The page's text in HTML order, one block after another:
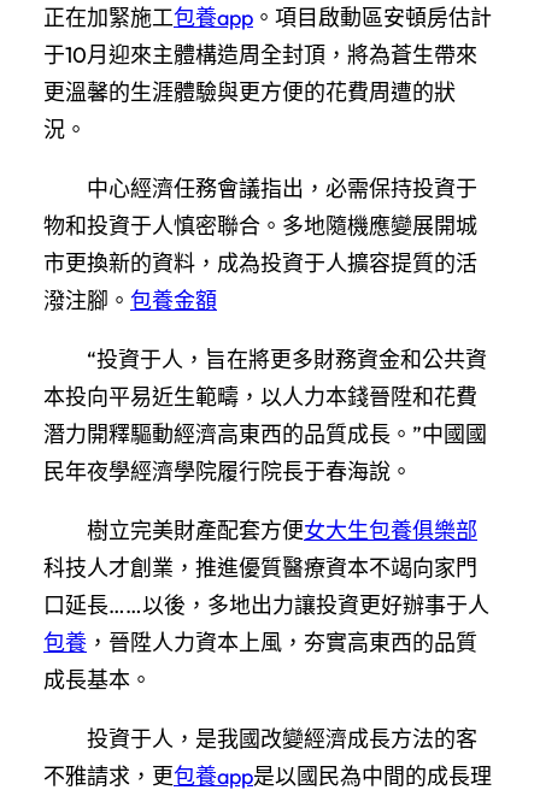
正在加緊施工包養app 。項目啟動區安頓房估計
于10月迎來主體構造周全封頂，將為蒼生帶來
更溫馨的生涯體驗與更方便的花費周遭的狀
況。
中心經濟任務會議指出，必需保持投資于
物和投資于人慎密聯合。多地隨機應變展開城
市更換新的資料，成為投資于人擴容提質的活
潑注腳。 包養金額
“投資于人，旨在將更多財務資金和公共資
本投向平易近生範疇，以人力本錢晉陞和花費
潛力開釋驅動經濟高東西的品質成長。”中國國
民年夜學經濟學院履行院長于春海說。
樹立完美財產配套方便女大生包養俱樂部
科技人才創業，推進優質醫療資本不竭向家門
口延長……以後，多地出力讓投資更好辦事于人
包養 ，晉陞人力資本上風，夯實高東西的品質
成長基本。
投資于人，是我國改變經濟成長方法的客
不雅請求，更包養app是以國民為中間的成長理